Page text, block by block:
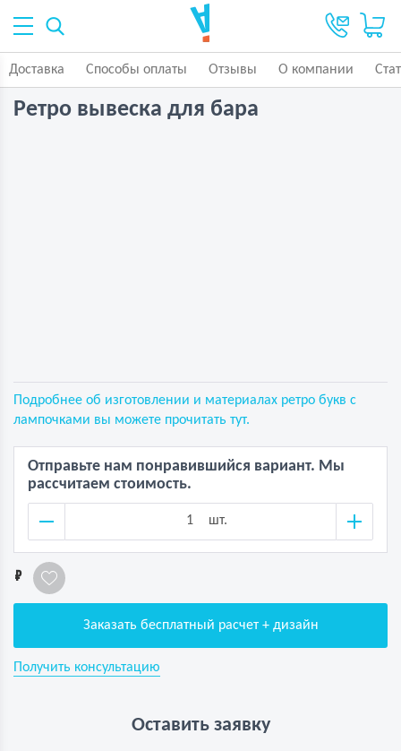
Доставка Способы оплаты Отзывы О компании
Ретро вывеска для бара
Подробнее об изготовлении и материалах ретро букв с
лампочками вы можете прочитать тут.
Отправьте нам понравившийся вариант. Мы
рассчитаем стоимость.
шт.
1
Заказать бесплатный расчет + дизайн
Получить консультацию
Оставить заявку